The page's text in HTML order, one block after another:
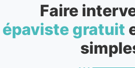
Faire
épaviste gratuit